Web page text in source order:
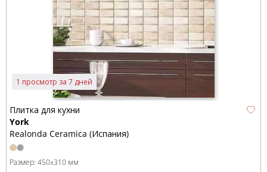
1 просмотр за 7 дней
Плитка для кухни
York
Realonda Ceramica (Испания)
Размер: 450x310 мм